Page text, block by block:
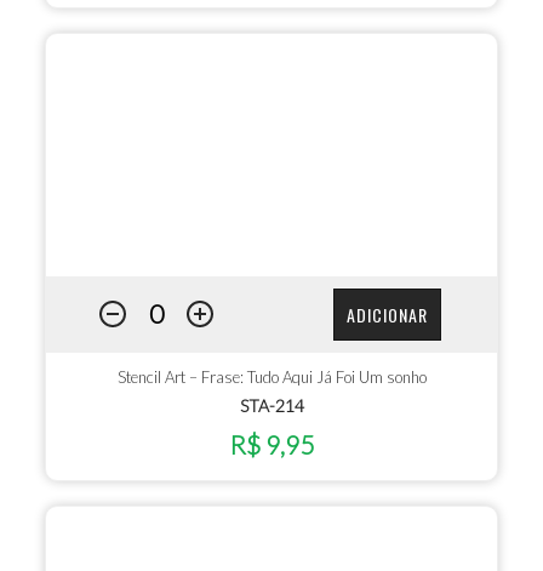
ADICIONAR
Stencil Art – Frase: Tudo Aqui Já Foi Um sonho
STA-214
R$ 9,95